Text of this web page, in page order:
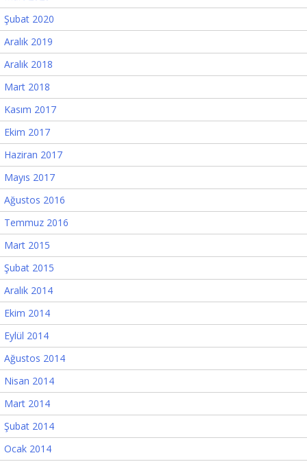
Şubat 2020
Aralık 2019
Aralık 2018
Mart 2018
Kasım 2017
Ekim 2017
Haziran 2017
Mayıs 2017
Ağustos 2016
Temmuz 2016
Mart 2015
Şubat 2015
Aralık 2014
Ekim 2014
Eylül 2014
Ağustos 2014
Nisan 2014
Mart 2014
Şubat 2014
Ocak 2014